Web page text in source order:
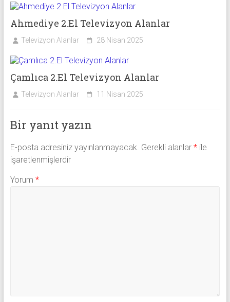
Ahmediye 2.El Televizyon Alanlar
Televizyon Alanlar 28 Nisan 2025
Çamlıca 2.El Televizyon Alanlar
Televizyon Alanlar 11 Nisan 2025
Bir yanıt yazın
E-posta adresiniz yayınlanmayacak. Gerekli alanlar *ile
işaretlenmişlerdir
Yorum *